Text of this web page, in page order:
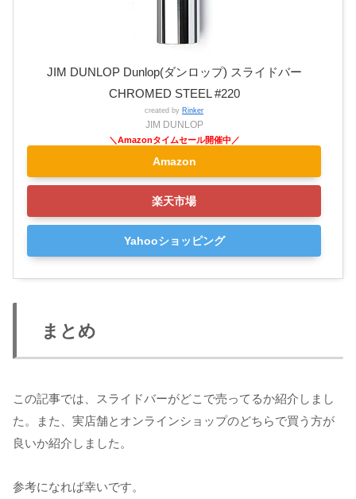
JIM DUNLOP Dunlop(ダンロップ) スライドバー
CHROMED STEEL #220
created by Rinker
JIM DUNLOP
Amazon
楽天市場
Yahooショッピング
まとめ
この記事では、スライドバーがどこで売ってるか紹介しまし
た。また、実店舗とオンラインショップのどちらで買う方が
良いか紹介しました。
参考になれば幸いです。